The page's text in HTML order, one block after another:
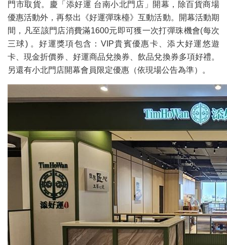
門市取貨。慶「添好運 台南小北門店」開幕，除百貨商場
優惠活動外，再祭出《好運彈珠檯》互動活動。開幕活動期
間，凡至該門店消費滿1600元即可獲一次打彈珠機會(每次
三球) 。好運獎項包含：VIP貴賓優惠卡、添大好運悠遊
卡、現金折價券、好運商品兌換券、飲品兌換券多項好禮。
另還有小北門店開幕會員限定優惠（依現場公告為準）。